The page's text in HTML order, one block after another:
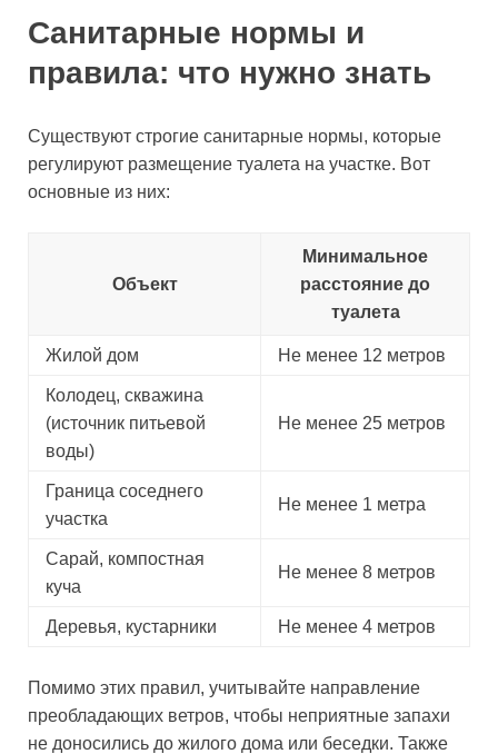
Санитарные нормы и
правила: что нужно знать
Существуют строгие санитарные нормы, которые
регулируют размещение туалета на участке. Вот
основные из них:
Объект
Минимальное
расстояние до
туалета
Жилой дом Не менее 12 метров
Колодец, скважина
(источник питьевой
воды)
Не менее 25 метров
Граница соседнего
участка
Не менее 1 метра
Сарай, компостная
куча
Не менее 8 метров
Деревья, кустарники Не менее 4 метров
Помимо этих правил, учитывайте направление
преобладающих ветров, чтобы неприятные запахи
не доносились до жилого дома или беседки. Также